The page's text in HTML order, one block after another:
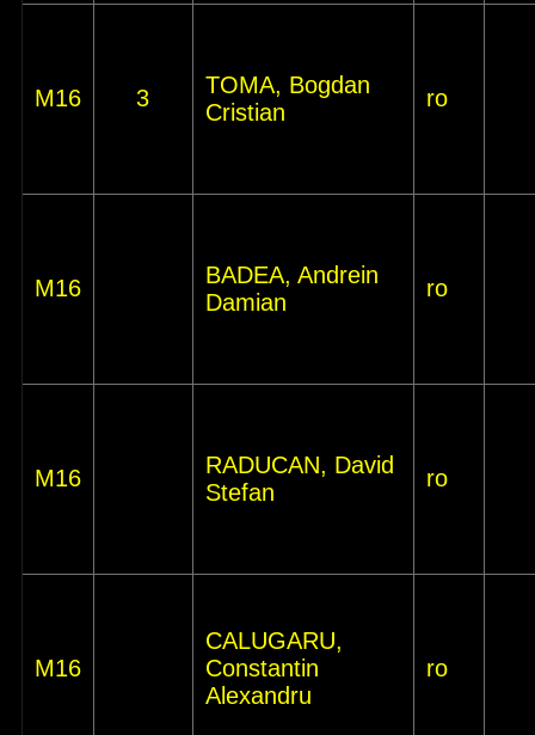
M16 3
TOMA, Bogdan
Cristian
ro
M16
BADEA, Andrein
Damian
ro
M16
RADUCAN, David
Stefan
ro
M16
CALUGARU,
Constantin
Alexandru
ro